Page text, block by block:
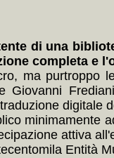
di una
completa e
ma purtroppo
Giovanni
digitale
minimamente
attiva
Entità